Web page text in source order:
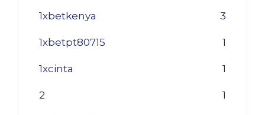
1xbetkenya 3
1xbetpt80715 1
1xcinta 1
2 1